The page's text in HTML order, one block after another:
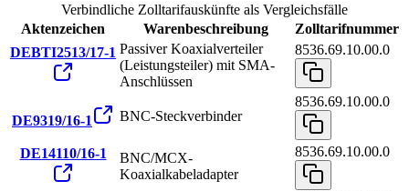
Verbindliche Zolltarifauskünfte als Vergleichsfälle
Aktenzeichen
Warenbeschreibung
Zolltarifnummer
DEBTI2513/17-1 Passiver Koaxialverteiler
(Leistungsteiler) mit SMA-
Anschlüssen
8536.69.10.00.0
DE9319/16-1 BNC-Steckverbinder
8536.69.10.00.0
DE14110/16-1
BNC/MCX-
Koaxialkabeladapter
8536.69.10.00.0